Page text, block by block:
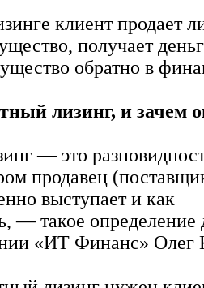
клиент продает
получает
обратно в
лизинг, и зачем
— это
продавец
выступает и как
— такое определение
«ИТ Финанс»